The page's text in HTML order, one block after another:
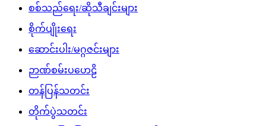
စစ်သည်ရေး/ဆိုသီချင်းများ
စိုက်ပျိုးရေး
ဆောင်းပါး/မဂ္ဂဇင်းများ
ဉာဏ်စမ်းပဟေဠိ
တန်ပြန်သတင်း
တိုက်ပွဲသတင်း